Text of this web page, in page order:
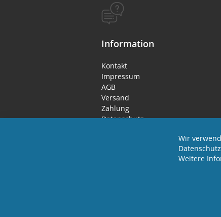
Information
Kontakt
Impressum
AGB
Versand
Zahlung
Datenschutz
Wir
Weitere